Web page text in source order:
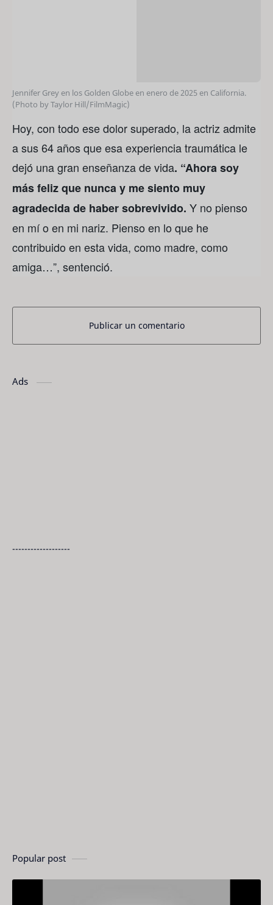
Jennifer Grey en los Golden Globe en enero de 2025 en California.
(Photo by Taylor Hill/FilmMagic)
Hoy, con todo ese dolor superado, la actriz admite
a sus 64 años que esa experiencia traumática le
dejó una gran enseñanza de vida. “Ahora soy
más feliz que nunca y me siento muy
agradecida de haber sobrevivido. Y no pienso
en mí o en mi nariz. Pienso en lo que he
contribuido en esta vida, como madre, como
amiga…”, sentenció.
Publicar un comentario
Ads
-------------------
Popular post